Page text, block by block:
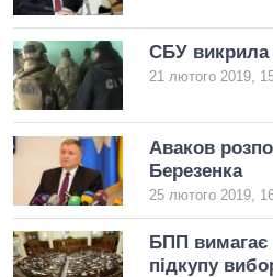
СБУ викрила
21 лютого 2019,
Аваков
Березенка
25 лютого 2019,
БПП вимагає
підкупу